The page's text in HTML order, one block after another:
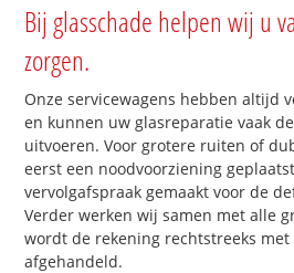
Bij glasschade helpen wij u
zorgen.
Onze servicewagens hebben altijd
en kunnen uw glasreparatie vaak
uitvoeren. Voor grotere ruiten of
eerst een noodvoorziening
vervolgafspraak gemaakt voor de
Verder werken wij samen met alle
wordt de rekening rechtstreeks
afgehandeld.